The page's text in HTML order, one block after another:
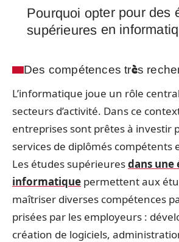
Pourquoi opter pour des
supérieures en
Des compétences très
L’informatique joue un rôle
secteurs d’activité. Dans ce
entreprises sont prêtes à investir
services de diplômés compétents
Les études supérieuresdans une
informatique permettent aux
maîtriser diverses compétences
prisées par les employeurs :
création de logiciels,